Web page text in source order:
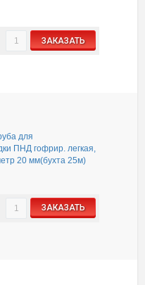
ЗАКАЗАТЬ
для
ПНД гофрир. легкая,
20 мм(бухта 25м)
ЗАКАЗАТЬ